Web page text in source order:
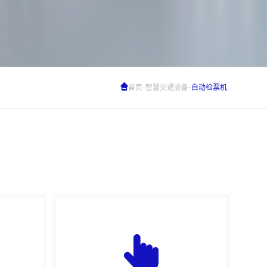
首页-智慧交通装备- 自动检票机